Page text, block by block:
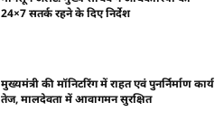
24×7 सतर्क रहने के दिए निर्देश
मुख्यमंत्री की मॉनिटरिंग में राहत एवं पुनर्निर्माण कार्य
तेज, मालदेवता में आवागमन सुरक्षित